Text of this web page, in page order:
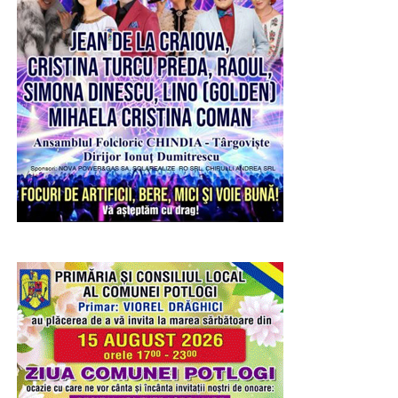
Miercuri, participanții și-au pus imaginația la încercare în
cadrul atelierului „Mozaic din hârtie”, unde au transformat
materiale reutilizabile în lucrări originale. Activitatea a
contribuit la dezvoltarea îndemânării, răbdării, atenției la
detalii și a simțului estetic, încurajând totodată grija față
de mediul înconjurător prin reutilizarea creativă a
materialelor.
RECLAMA
Joi, copiii au pătruns în universul artei prin atelierul „Ghid
de lectură a unei opere de artă – Sculptura”. După o
scurtă prezentare a tehnicilor utilizate în sculptură și a
elementelor care definesc această formă de expresie